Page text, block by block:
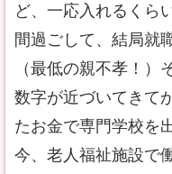
ど、一応入れるくら
間過ごして、結局就
（最低の親不孝！）
数字が近づいてきて
たお金で専門学校を
今、老人福祉施設で